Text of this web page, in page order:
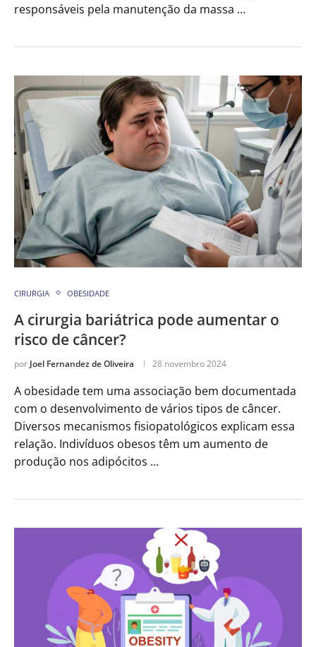
responsáveis pela manutenção da massa …
CIRURGIA OBESIDADE
A cirurgia bariátrica pode aumentar o
risco de câncer?
por Joel Fernandez de Oliveira 28 novembro 2024
A obesidade tem uma associação bem documentada
com o desenvolvimento de vários tipos de câncer.
Diversos mecanismos fisiopatológicos explicam essa
relação. Indivíduos obesos têm um aumento de
produção nos adipócitos …